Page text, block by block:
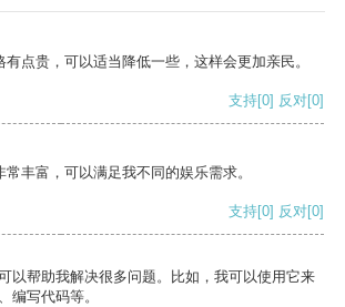
点贵，可以适当降低一些，这样会更加亲民。
支持[0] 反对[0]
丰富，可以满足我不同的娱乐需求。
支持[0] 反对[0]
以帮助我解决很多问题。比如，我可以使用它来
编写代码等。